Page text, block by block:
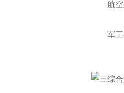
航空航
军工行